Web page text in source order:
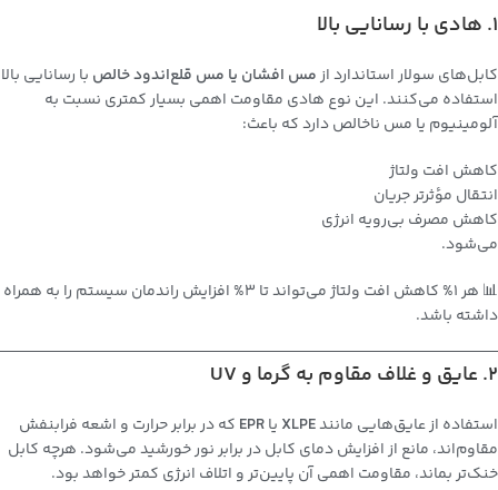
1. هادی با رسانایی بالا
کابل‌های سولار استاندارد ازمس افشان یا مس قلع‌اندود خالص با رسانایی بالا
استفاده می‌کنند. این نوع هادی مقاومت اهمی بسیار کمتری نسبت به
آلومینیوم یا مس ناخالص دارد که باعث:
کاهش افت ولتاژ
انتقال مؤثرتر جریان
کاهش مصرف بی‌رویه انرژی
می‌شود.
📊 هر 1% کاهش افت ولتاژ می‌تواند تا 3% افزایش راندمان سیستم را به همراه
داشته باشد.
2. عایق و غلاف مقاوم به گرما و UV
استفاده از عایق‌هایی مانندXLPE یاEPR که در برابر حرارت و اشعه فرابنفش
مقاوم‌اند، مانع از افزایش دمای کابل در برابر نور خورشید می‌شود. هرچه کابل
خنک‌تر بماند، مقاومت اهمی آن پایین‌تر و اتلاف انرژی کمتر خواهد بود.